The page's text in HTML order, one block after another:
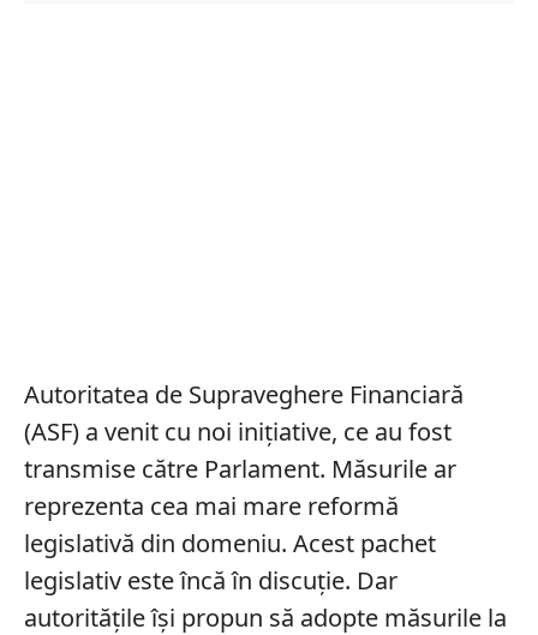
Autoritatea de Supraveghere Financiară
(ASF) a venit cu noi inițiative, ce au fost
transmise către Parlament. Măsurile ar
reprezenta cea mai mare reformă
legislativă din domeniu. Acest pachet
legislativ este încă în discuție. Dar
autoritățile își propun să adopte măsurile la